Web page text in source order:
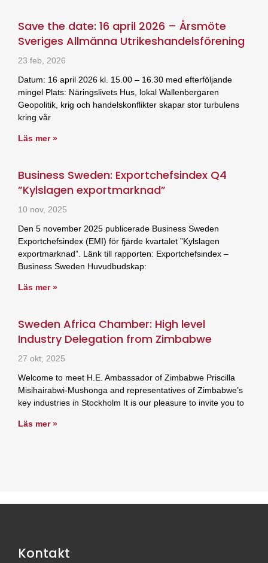
Save the date: 16 april 2026 – Årsmöte
Sveriges Allmänna Utrikeshandelsförening
23 feb, 2026
Datum: 16 april 2026 kl. 15.00 – 16.30 med efterföljande
mingel Plats: Näringslivets Hus, lokal Wallenbergaren
Geopolitik, krig och handelskonflikter skapar stor turbulens
kring vår
Läs mer »
Business Sweden: Exportchefsindex Q4
”Kylslagen exportmarknad”
10 nov, 2025
Den 5 november 2025 publicerade Business Sweden
Exportchefsindex (EMI) för fjärde kvartalet ”Kylslagen
exportmarknad”. Länk till rapporten: Exportchefsindex –
Business Sweden Huvudbudskap:
Läs mer »
Sweden Africa Chamber: High level
Industry Delegation from Zimbabwe
27 okt, 2025
Welcome to meet H.E. Ambassador of Zimbabwe Priscilla
Misihairabwi-Mushonga and representatives of Zimbabwe’s
key industries in Stockholm It is our pleasure to invite you to
Läs mer »
Kontakt